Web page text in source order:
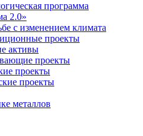
программа
2.0»
с изменением климата
проекты
активы
проекты
проекты
проекты
металлов